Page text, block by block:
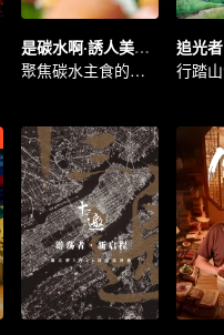
是碳水啊·誘人美食精編
聚焦碳水主食的魅力
追光者